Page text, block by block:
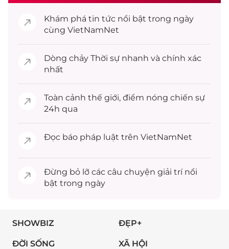
Khám phá tin tức nổi bật trong ngày
cùng VietNamNet
Dòng chảy Thời sự nhanh và chính xác
nhất
Toàn cảnh thế giới, điểm nóng chiến sự
24h qua
Đọc báo pháp luật trên VietNamNet
Đừng bỏ lỡ các câu chuyện giải trínổi
bật trong ngày
SHOWBIZ ĐẸP+
ĐỜI SỐNG XÃ HỘI